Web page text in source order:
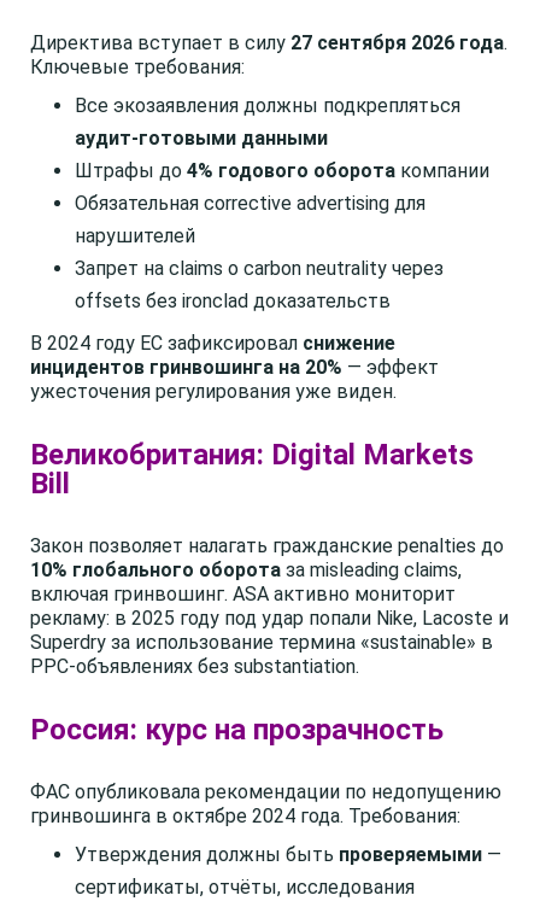
Директива вступает в силу 27 сентября 2026 года.
Ключевые требования:
Все экозаявления должны подкрепляться
аудит-готовыми данными
Штрафы до 4% годового оборота компании
Обязательная corrective advertising для
нарушителей
Запрет на claims о carbon neutrality через
offsets без ironclad доказательств
В 2024 году ЕС зафиксировал снижение
инцидентов гринвошинга на 20% — эффект
ужесточения регулирования уже виден.
Великобритания: Digital Markets
Bill
Закон позволяет налагать гражданские penalties до
10% глобального оборота за misleading claims,
включая гринвошинг. ASA активно мониторит
рекламу: в 2025 году под удар попали Nike, Lacoste и
Superdry за использование термина «sustainable» в
PPC-объявлениях без substantiation.
Россия: курс на прозрачность
ФАС опубликовала рекомендации по недопущению
гринвошинга в октябре 2024 года. Требования:
Утверждения должны быть проверяемыми —
сертификаты, отчёты, исследования